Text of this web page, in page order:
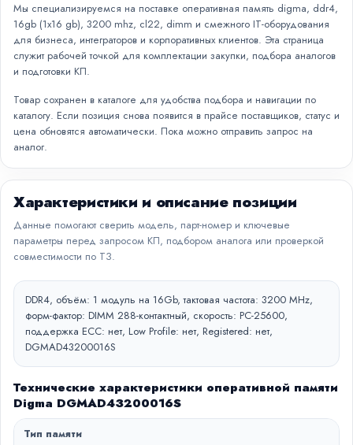
Мы специализируемся на поставке оперативная память digma, ddr4,
16gb (1x16 gb), 3200 mhz, cl22, dimm и смежного IT-оборудования
для бизнеса, интеграторов и корпоративных клиентов. Эта страница
служит рабочей точкой для комплектации закупки, подбора аналогов
и подготовки КП.
Товар сохранен в каталоге для удобства подбора и навигации по
каталогу. Если позиция снова появится в прайсе поставщиков, статус и
цена обновятся автоматически. Пока можно отправить запрос на
аналог.
Характеристики и описание позиции
Данные помогают сверить модель, парт-номер и ключевые
параметры перед запросом КП, подбором аналога или проверкой
совместимости по ТЗ.
DDR4, объём: 1 модуль на 16Gb, тактовая частота: 3200 MHz,
форм-фактор: DIMM 288-контактный, скорость: PC-25600,
поддержка ECC: нет, Low Profile: нет, Registered: нет,
DGMAD43200016S
Технические характеристики оперативной памяти
Digma DGMAD43200016S
Тип памяти